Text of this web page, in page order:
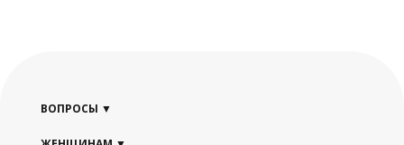
ВОПРОСЫ